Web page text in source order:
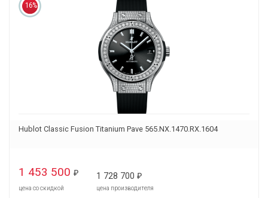
16%
Hublot Classic Fusion Titanium Pave 565.NX.1470.RX.1604
1 453 500 ₽
цена со скидкой
1 728 700 ₽
цена производителя